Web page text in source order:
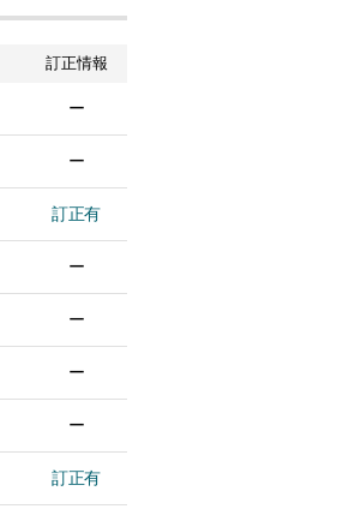
訂正情報
ー
ー
訂正有
ー
ー
ー
ー
訂正有